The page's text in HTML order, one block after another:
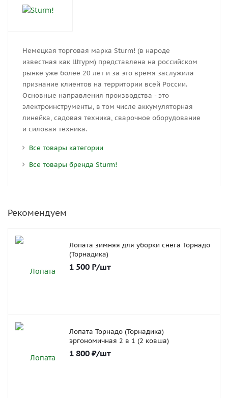
Немецкая торговая марка Sturm! (в народе
известная как Штурм) представлена на российском
рынке уже более 20 лет и за это время заслужила
признание клиентов на территории всей России.
Основные направления производства - это
электроинструменты, в том числе аккумуляторная
линейка, садовая техника, сварочное оборудование
и силовая техника.
Все товары категории
Все товары бренда Sturm!
Рекомендуем
Лопата зимняя для уборки снега Торнадо
(Торнадика)
1 500 ₽/шт
Лопата Торнадо (Торнадика)
эргономичная 2 в 1 (2 ковша)
1 800 ₽/шт